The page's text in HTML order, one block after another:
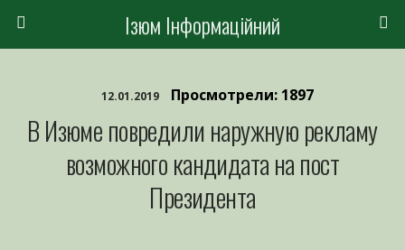
Ізюм Інформаційний
12.01.2019 Просмотрели: 1897
В Изюме повредили наружную рекламу
возможного кандидата на пост
Президента